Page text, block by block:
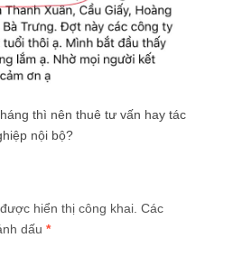
thì nên thuê tư vấn hay tác
nội bộ?
hiển thị công khai. Các
dấu *